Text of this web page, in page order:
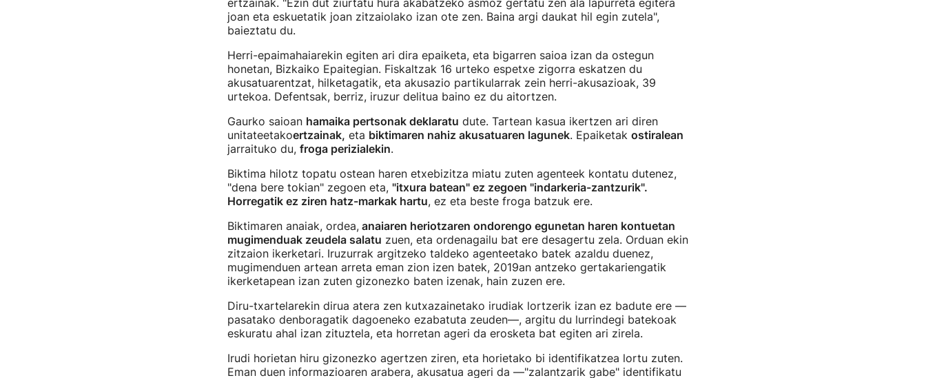
ertzainak. "Ezin dut ziurtatu hura akabatzeko asmoz gertatu zen ala lapurreta egitera
joan eta eskuetatik joan zitzaiolako izan ote zen. Baina argi daukat hil egin zutela",
baieztatu du.
Herri-epaimahaiarekin egiten ari dira epaiketa, eta bigarren saioa izan da ostegun
honetan, Bizkaiko Epaitegian. Fiskaltzak 16 urteko espetxe zigorra eskatzen du
akusatuarentzat, hilketagatik, eta akusazio partikularrak zein herri-akusazioak, 39
urtekoa. Defentsak, berriz, iruzur delitua baino ez du aitortzen.
Gaurko saioan hamaika pertsonak deklaratu dute. Tartean kasua ikertzen ari diren
unitateetakoertzainak, eta biktimaren nahiz akusatuaren lagunek. Epaiketak ostiralean
jarraituko du, froga perizialekin.
Biktima hilotz topatu ostean haren etxebizitza miatu zuten agenteek kontatu dutenez,
"dena bere tokian" zegoen eta, "itxura batean" ez zegoen "indarkeria-zantzurik".
Horregatik ez ziren hatz-markak hartu, ez eta beste froga batzuk ere.
Biktimaren anaiak, ordea,anaiaren heriotzaren ondorengo egunetan haren kontuetan
mugimenduak zeudela salatu zuen, eta ordenagailu bat ere desagertu zela. Orduan ekin
zitzaion ikerketari. Iruzurrak argitzeko taldeko agenteetako batek azaldu duenez,
mugimenduen artean arreta eman zion izen batek, 2019an antzeko gertakariengatik
ikerketapean izan zuten gizonezko baten izenak, hain zuzen ere.
Diru-txartelarekin dirua atera zen kutxazainetako irudiak lortzerik izan ez badute ere —
pasatako denboragatik dagoeneko ezabatuta zeuden—, argitu du lurrindegi batekoak
eskuratu ahal izan zituztela, eta horretan ageri da erosketa bat egiten ari zirela.
Irudi horietan hiru gizonezko agertzen ziren, eta horietako bi identifikatzea lortu zuten.
Eman duen informazioaren arabera, akusatua ageri da —"zalantzarik gabe" identifikatu